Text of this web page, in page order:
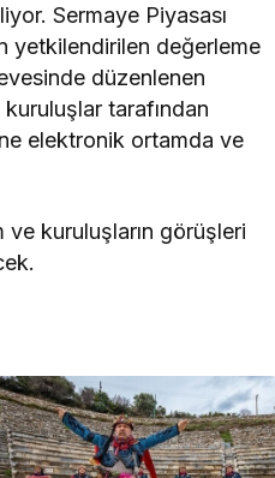
Sermaye Piyasası
yetkilendirilen değerleme
düzenlenen
tarafından
elektronik ortamda ve
kuruluşların görüşleri